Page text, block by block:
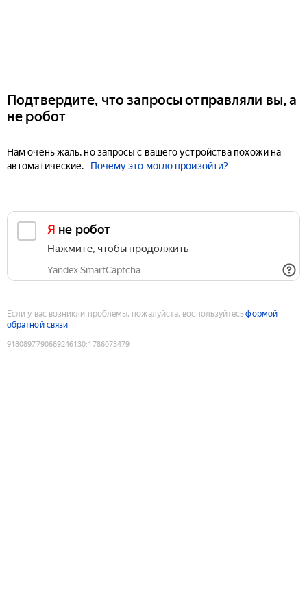
Подтвердите, что запросы отправляли вы, а
не робот
Нам очень жаль, но запросы с вашего устройства похожи на
автоматические.
Почему это могло произойти?
Я не робот
Нажмите, чтобы продолжить
Yandex SmartCaptcha
Если у вас возникли проблемы, пожалуйста, воспользуйтесьформой
обратной связи
9180897790669246130:1786073479